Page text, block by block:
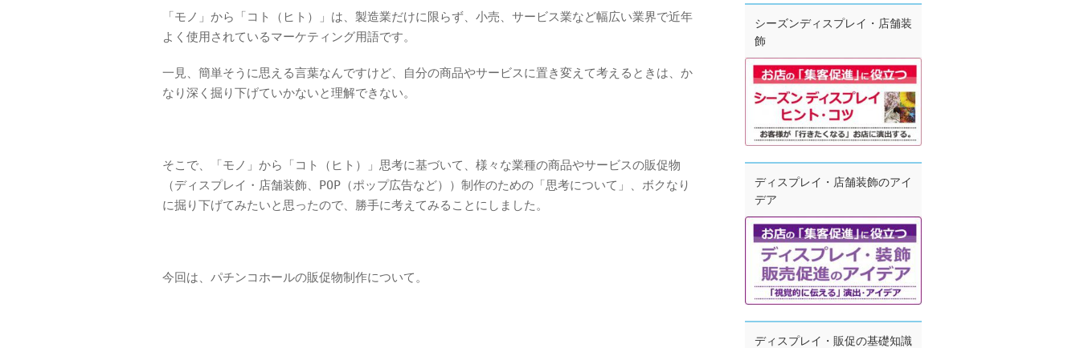
「モノ」から「コト（ヒト）」は、 製造業だけに限らず、小売、サービス業など幅広い業界で近年
よく使用されているマーケティング用語です。
一見、簡単そうに思える言葉なんですけど、自分の商品やサービスに置き変えて考えるときは、か
なり深く掘り下げていかないと理解できない。
そこで、「モノ」から「コト（ヒト）」思考に基づいて、様々な業種の商品やサービスの販促物
（ディスプレイ・店舗装飾、POP（ポップ広告など））制作のための「思考について」、ボクなり
に掘り下げてみたいと思ったので、勝手に考えてみることにしました。
今回は、パチンコホールの販促物制作について。
シーズンディスプレイ・店舗装
飾
ディスプレイ・店舗装飾のアイ
デア
ディスプレイ・販促の基礎知識